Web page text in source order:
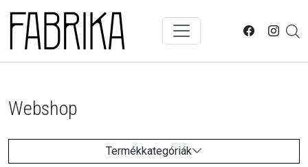
Webshop
Termékkategóriák